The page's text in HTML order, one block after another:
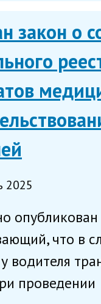
(пр...
закон о
2025
опубликован
что в
водителя
проведении